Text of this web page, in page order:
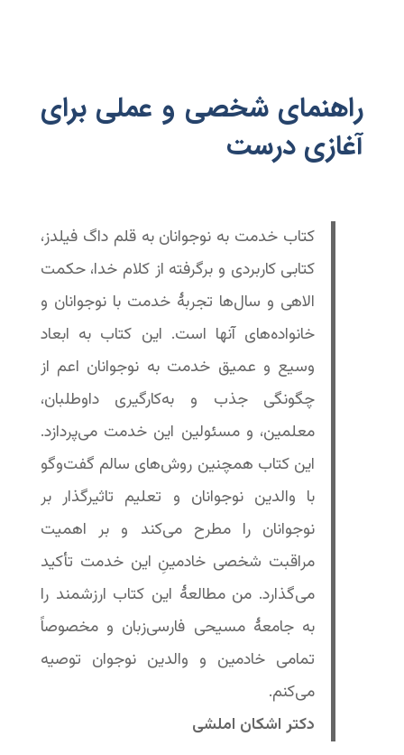
راهنمای شخصی و عملی برای
آغازی درست
کتاب خدمت به نوجوانان به قلم داگ فیلدز،
کتابی کاربردی و برگرفته از کلام خدا، حکمت
الاهی و سال‌ها تجربۀ خدمت با نوجوانان و
خانواده‌های آنها است. این کتاب به ابعاد
وسیع و عمیق خدمت به نوجوانان اعم از
چگونگی جذب و به‌کارگیری داوطلبان،
معلمین، و مسئولین این خدمت می‌پردازد.
این کتاب همچنین روش‌های سالم گفت‌وگو
با والدین نوجوانان و تعلیم تاثیرگذار بر
نوجوانان را مطرح می‌کند و بر اهمیت
مراقبت شخصی خادمینِ این خدمت تأکید
می‌گذارد. من مطالعۀ این کتاب ارزشمند را
به جامعۀ مسیحی فارسی‌زبان و مخصوصاً
تمامی خادمین و والدین نوجوان توصیه
می‌کنم.
دکتر اشکان املشی